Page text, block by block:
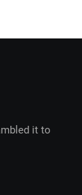
it to